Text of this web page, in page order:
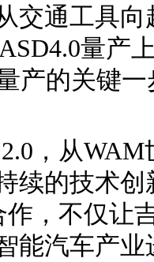
交通工具
量产
产的关键
，从
续的技术
，不仅让
能汽车产